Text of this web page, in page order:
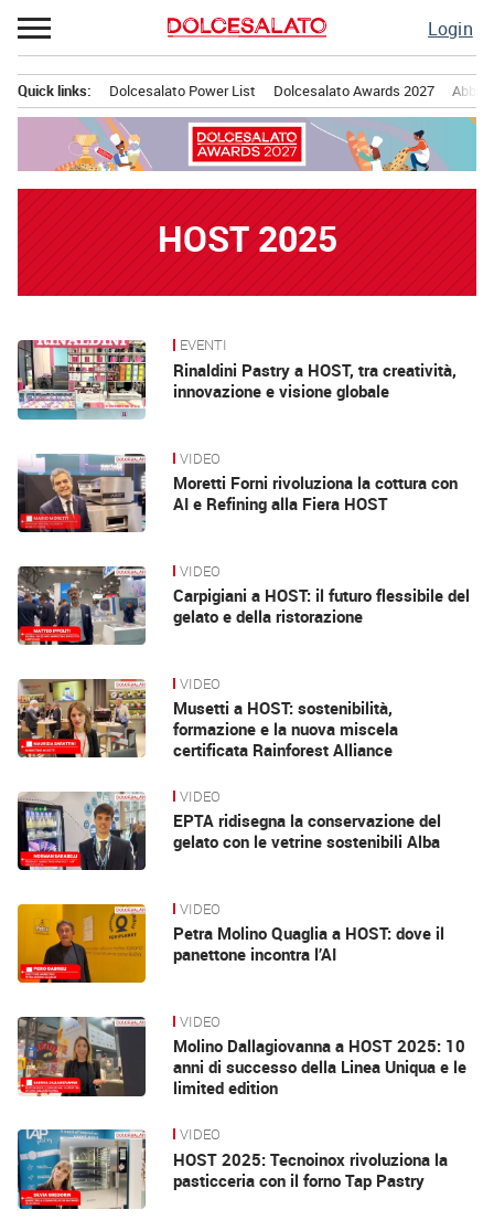
Passa
al
Login
principale
Quick links: Dolcesalato Power List Dolcesalato Awards 2027
HOST 2025
News EVENTI
Rinaldini Pastry a HOST, tra creatività,
innovazione e visione globale
VIDEO
Moretti Forni rivoluziona la cottura con
AI e Refining alla Fiera HOST
VIDEO
Carpigiani a HOST: il futuro flessibile del
gelato e della ristorazione
VIDEO
Musetti a HOST: sostenibilità,
formazione e la nuova miscela
certificata Rainforest Alliance
VIDEO
EPTA ridisegna la conservazione del
gelato con le vetrine sostenibili Alba
VIDEO
Petra Molino Quaglia a HOST: dove il
panettone incontra l’AI
VIDEO
Molino Dallagiovanna a HOST 2025: 10
anni di successo della Linea Uniqua e le
limited edition
VIDEO
HOST 2025: Tecnoinox rivoluziona la
pasticceria con il forno Tap Pastry